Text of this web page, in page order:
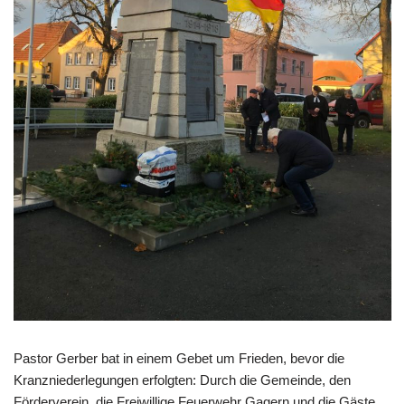
Pastor Gerber bat in einem Gebet um Frieden, bevor die
Kranzniederlegungen erfolgten: Durch die Gemeinde, den